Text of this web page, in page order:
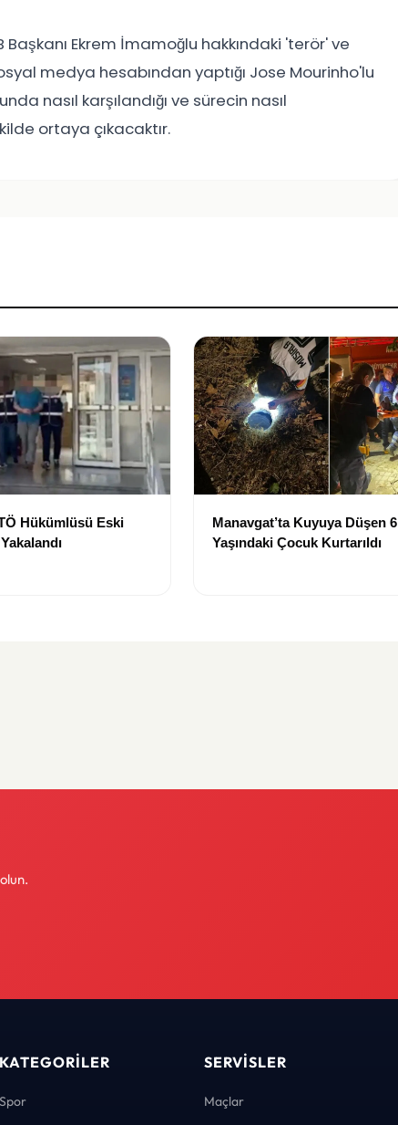
Ekrem İmamoğlu hakkındaki 'terör' ve
medya hesabından yaptığı Jose Mourinho'lu
nasıl karşılandığı ve sürecin nasıl
ortaya çıkacaktır.
Hükümlüsü Eski
Manavgat’ta Kuyuya Düşen 6
Yaşındaki Çocuk Kurtarıldı
KATEGORILER
Spor
SERVISLER
Maçlar